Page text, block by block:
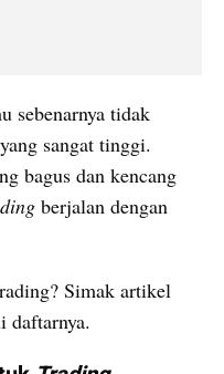
sebenarnya tidak
sangat tinggi.
bagus dan kencang
berjalan dengan
Simak artikel
daftarnya.